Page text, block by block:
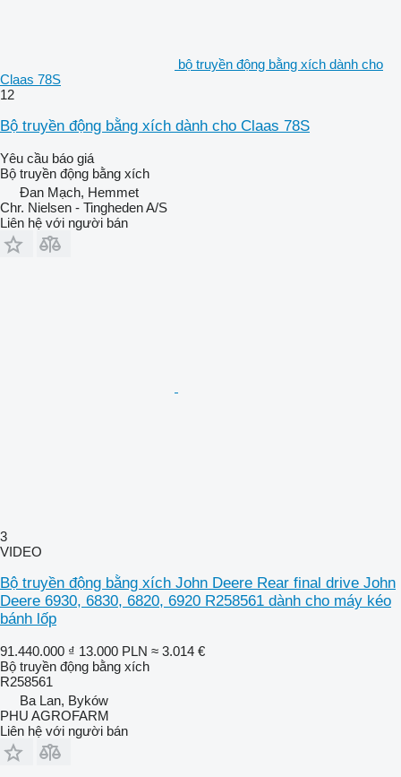
bộ truyền động bằng xích dành cho
Claas 78S
12
Bộ truyền động bằng xích dành cho Claas 78S
Yêu cầu báo giá
Bộ truyền động bằng xích
Đan Mạch, Hemmet
Chr. Nielsen - Tingheden A/S
Liên hệ với người bán
3
VIDEO
Bộ truyền động bằng xích John Deere Rear final drive John
Deere 6930, 6830, 6820, 6920 R258561 dành cho máy kéo
bánh lốp
91.440.000 ₫ 13.000 PLN ≈ 3.014 €
Bộ truyền động bằng xích
R258561
Ba Lan, Byków
PHU AGROFARM
Liên hệ với người bán